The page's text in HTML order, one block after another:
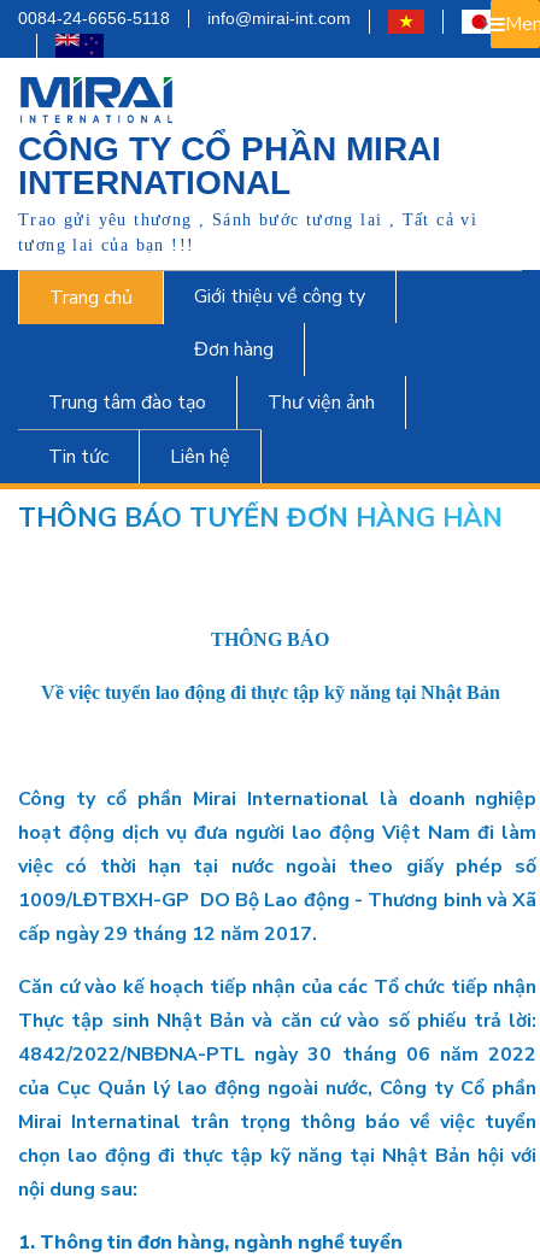
0084-24-6656-5118 info@mirai-int.com
CÔNG TY CỔ PHẦN MIRAI
INTERNATIONAL
Trao gửi yêu thương , Sánh bước tương lai , Tất cả vì
tương lai của bạn !!!
Trang chủ
Giới thiệu về công ty
Đơn hàng
Trung tâm đào tạo
Thư viện ảnh
Tin tức Liên hệ
THÔNG BÁO TUYỂN ĐƠN HÀNG HÀN
THÔNG BÁO
Về việc tuyển lao động đi thực tập kỹ năng tại Nhật Bản
Công ty cổ phần Mirai International là doanh nghiệp
hoạt động dịch vụ đưa người lao động Việt Nam đi làm
việc có thời hạn tại nước ngoài theo giấy phép số
1009/LĐTBXH-GP DO Bộ Lao động - Thương binh và Xã
cấp ngày 29 tháng 12 năm 2017.
Căn cứ vào kế hoạch tiếp nhận của các Tổ chức tiếp nhận
Thực tập sinh Nhật Bản và căn cứ vào số phiếu trả lời:
4842/2022/NBĐNA-PTL ngày 30 tháng 06 năm 2022
của Cục Quản lý lao động ngoài nước, Công ty Cổ phần
Mirai Internatinal trân trọng thông báo về việc tuyển
chọn lao động đi thực tập kỹ năng tại Nhật Bản hội với
nội dung sau:
1. Thông tin đơn hàng, ngành nghề tuyển